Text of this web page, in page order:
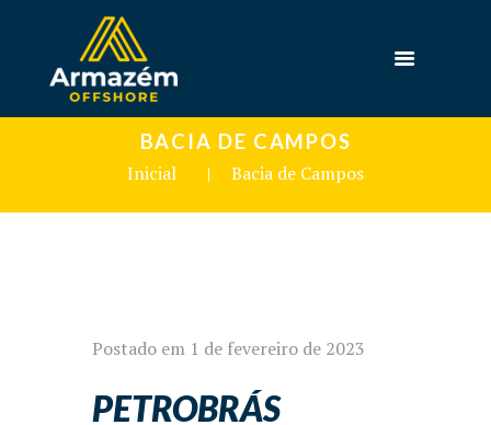
BACIA DE CAMPOS
Inicial
Bacia de Campos
Postado em 1 de fevereiro de 2023
PETROBRÁS